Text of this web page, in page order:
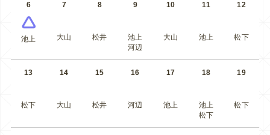
6
池上
7
大山
8
松井
9
池上
河辺
10
大山
11
池上
12
松下
13
松下
14
大山
15
松井
16
河辺
17
池上
18
池上
松下
19
松下